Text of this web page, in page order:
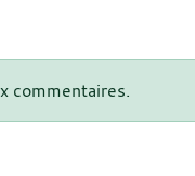
commentaires.